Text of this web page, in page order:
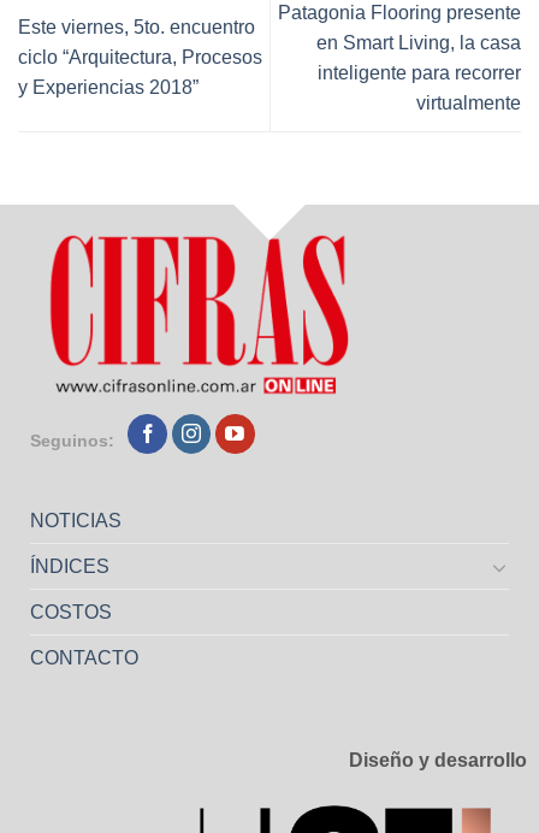
Este viernes, 5to. encuentro
ciclo “Arquitectura, Procesos
y Experiencias 2018”
Patagonia Flooring presente
en Smart Living, la casa
inteligente para recorrer
virtualmente
Seguinos:
NOTICIAS
ÍNDICES
COSTOS
CONTACTO
Diseño y desarrollo